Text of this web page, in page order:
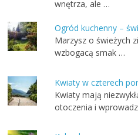
wnętrza, ale …
Ogród kuchenny –
Marzysz o świeżych
wzbogacą smak …
Kwiaty w czterech
Kwiaty mają
otoczenia i